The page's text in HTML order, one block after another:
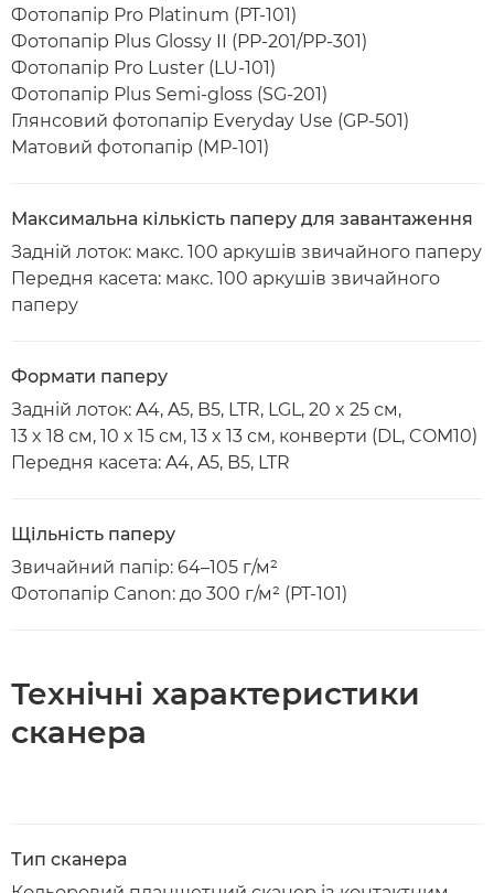
Фотопапір Pro Platinum (PT-101)
Фотопапір Plus Glossy II (PP-201/PP-301)
Фотопапір Pro Luster (LU-101)
Фотопапір Plus Semi-gloss (SG-201)
Глянсовий фотопапір Everyday Use (GP-501)
Матовий фотопапір (MP-101)
Максимальна кількість паперу для завантаження
Задній лоток: макс. 100 аркушів звичайного паперу
Передня касета: макс. 100 аркушів звичайного
паперу
Формати паперу
Задній лоток: A4, A5, B5, LTR, LGL, 20 x 25 см,
13 x 18 см, 10 x 15 см, 13 x 13 см, конверти (DL, COM10)
Передня касета: A4, A5, B5, LTR
Щільність паперу
Звичайний папір: 64–105 г/м²
Фотопапір Canon: до 300 г/м² (PT-101)
Технічні характеристики
сканера
Тип сканера